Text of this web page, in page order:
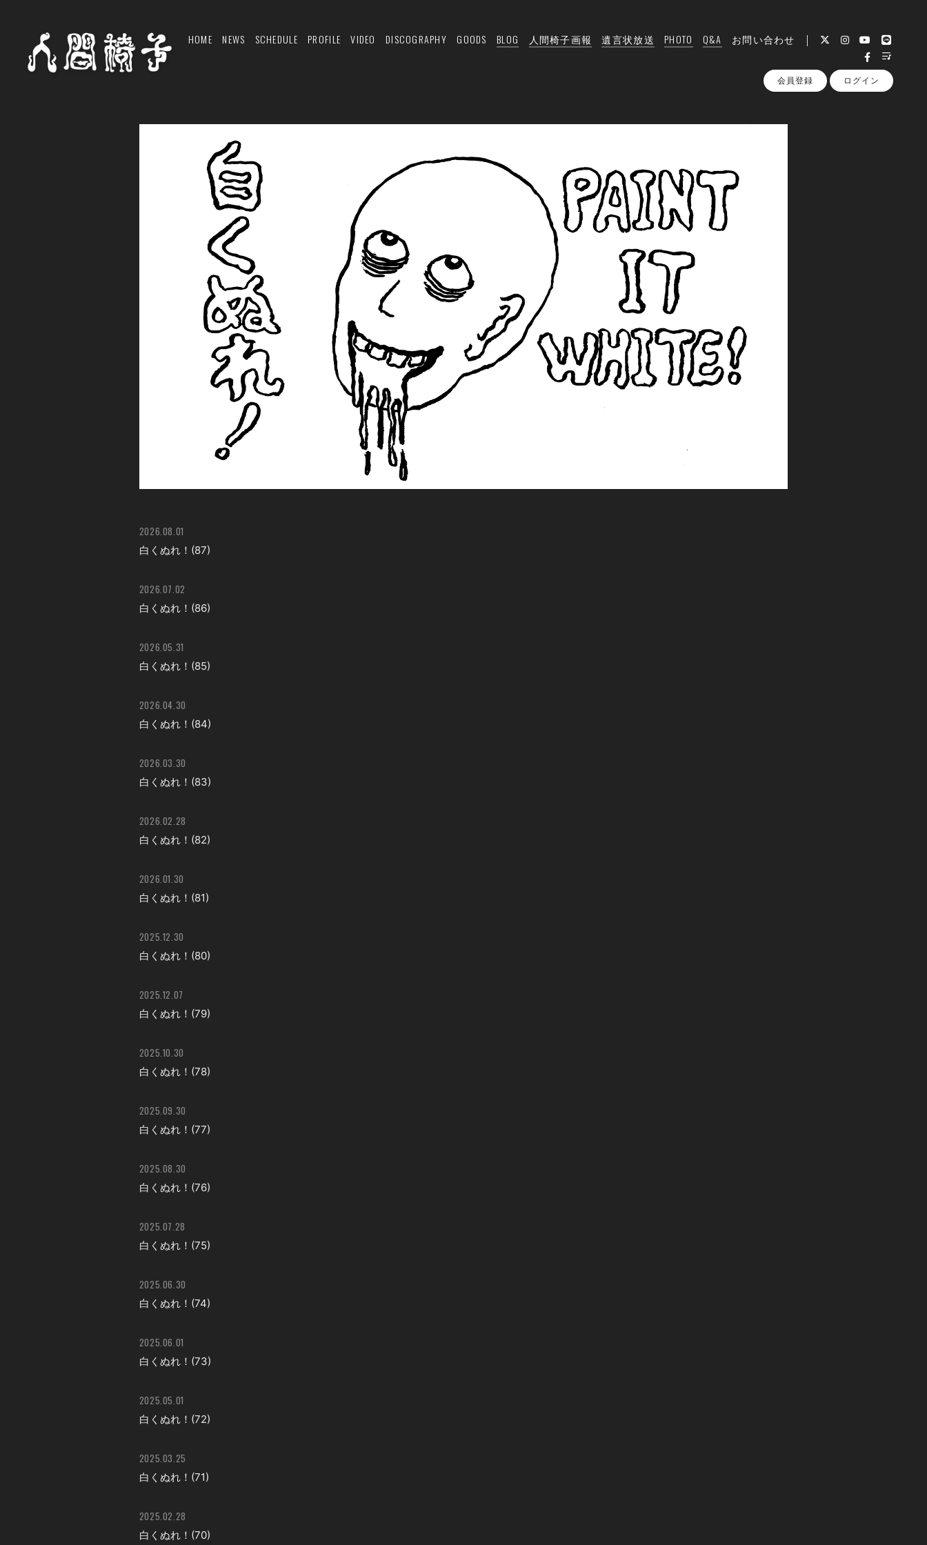
HOME NEWS SCHEDULE PROFILE VIDEO DISCOGRAPHY GOODS BLOG 人間椅子画報 遺言状放送 PHOTO Q&A お問い合わせ
会員登録 ログイン
2026.08.01
白くぬれ！(87)
2026.07.02
白くぬれ！(86)
2026.05.31
白くぬれ！(85)
2026.04.30
白くぬれ！(84)
2026.03.30
白くぬれ！(83)
2026.02.28
白くぬれ！(82)
2026.01.30
白くぬれ！(81)
2025.12.30
白くぬれ！(80)
2025.12.07
白くぬれ！(79)
2025.10.30
白くぬれ！(78)
2025.09.30
白くぬれ！(77)
2025.08.30
白くぬれ！(76)
2025.07.28
白くぬれ！(75)
2025.06.30
白くぬれ！(74)
2025.06.01
白くぬれ！(73)
2025.05.01
白くぬれ！(72)
2025.03.25
白くぬれ！(71)
2025.02.28
白くぬれ！(70)